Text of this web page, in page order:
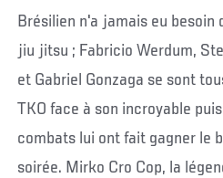
Brésilien n'a jamais eu besoin
jiu jitsu ; Fabricio Werdum,
et Gabriel Gonzaga se sont
TKO face à son incroyable
combats lui ont fait gagner le
soirée. Mirko Cro Cop, la